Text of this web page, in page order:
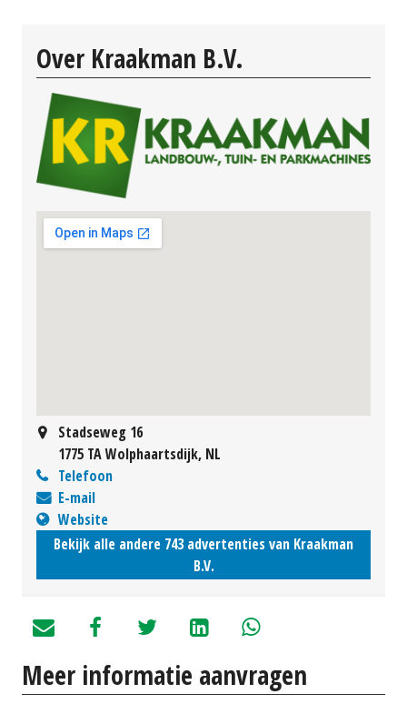
Over Kraakman B.V.
Stadseweg 16
1775 TA Wolphaartsdijk, NL
Telefoon
E-mail
Website
Bekijk alle andere 743 advertenties van Kraakman
B.V.
Meer informatie aanvragen